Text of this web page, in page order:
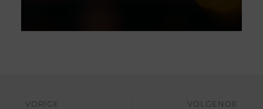
VORIGE VOLGENDE